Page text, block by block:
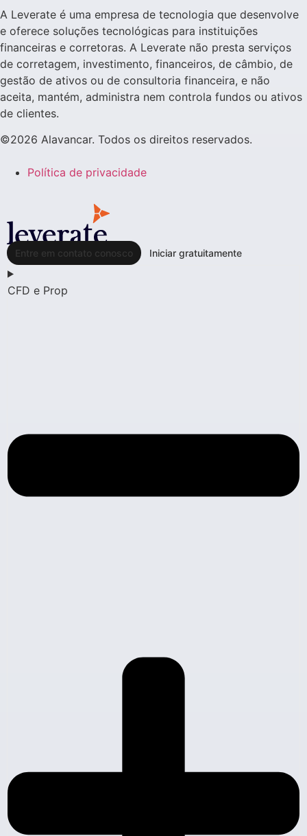
A Leverate é uma empresa de tecnologia que desenvolve
e oferece soluções tecnológicas para instituições
financeiras e corretoras. A Leverate não presta serviços
de corretagem, investimento, financeiros, de câmbio, de
gestão de ativos ou de consultoria financeira, e não
aceita, mantém, administra nem controla fundos ou ativos
de clientes.
©2026 Alavancar. Todos os direitos reservados.
Política de privacidade
Entre em contato conosco Iniciar gratuitamente
CFD e Prop